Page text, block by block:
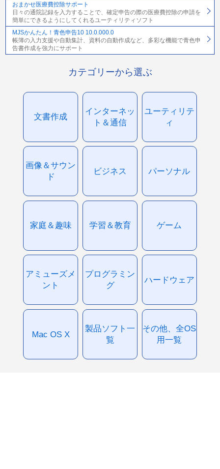
おまかせ医療費控除サポート
日々の通院記録を入力することで、確定申告の際の医療費控除の申請を
簡単にできるようにしてくれるユーティリティソフト
MJSかんたん！青色申告10 10.0.000.0
帳簿の入力支援や自動集計、資料の自動作成など、多彩な機能で青色申
告書作成を強力にサポート
カテゴリーから選ぶ
文書作成
インターネッ
ト＆通信
ユーティリテ
ィ
画像＆サウン
ド
ビジネス パーソナル
家庭＆趣味 学習＆教育 ゲーム
アミューズメ
ント
プログラミン
グ
ハードウェア
Mac OS X
製品ソフト一
覧
その他、全OS
用一覧